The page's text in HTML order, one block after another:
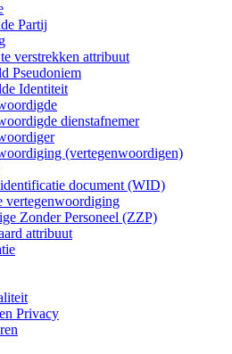
Partij
verstrekken attribuut
Pseudoniem
Identiteit
dienstafnemer
(vertegenwoordigen)
document (WID)
vertegenwoordiging
Zonder Personeel (ZZP)
attribuut
Privacy